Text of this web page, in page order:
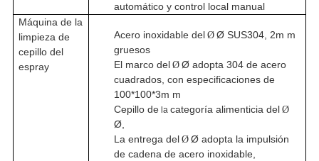
automático y control local manual
Máquina de la
limpieza de
cepillo del
espray
Acero inoxidable del Ø Ø SUS304, 2m m
gruesos
El marco del Ø Ø adopta 304 de acero
cuadrados, con especificaciones de
100*100*3m m
Cepillo de lacategoría alimenticia del Ø
Ø,
La entrega del Ø Ø adopta la impulsión
de cadena de acero inoxidable,